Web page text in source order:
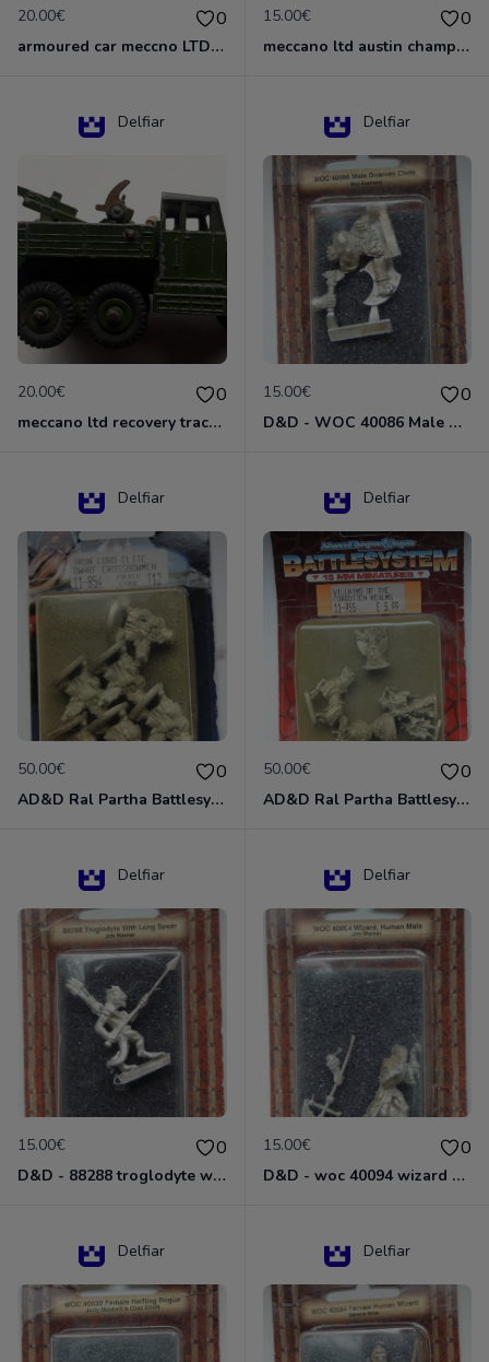
20.00€ 0
armoured car meccno LTD N°670
15.00€ 0
meccano ltd austin champ N°674
Delfiar
20.00€ 0
meccano ltd recovery tractor N°661
Delfiar
15.00€ 0
D&D - WOC 40086 Male Dwarven Cleric Miniature - Donjons Dragons
Delfiar
50.00€ 0
AD&D Ral Partha Battlesystem Miniatures Pack Iron Lord Dwarf Crossbowmen 11-854
Delfiar
50.00€ 0
AD&D Ral Partha Battlesystem Villains/Forgotten Realms 11-955 Miniatures
Delfiar
15.00€ 0
D&D - 88288 troglodyte with long Miniature - Donjons Dragons
Delfiar
15.00€ 0
D&D - woc 40094 wizard human male Miniature - Donjons Dragons
Delfiar Delfiar